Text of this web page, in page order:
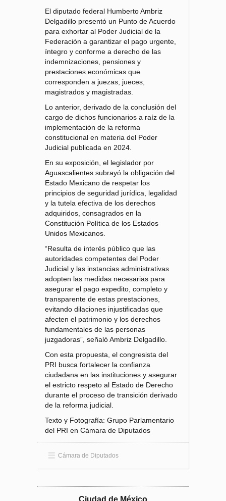
El diputado federal Humberto Ambriz
Delgadillo presentó un Punto de Acuerdo
para exhortar al Poder Judicial de la
Federación a garantizar el pago urgente,
íntegro y conforme a derecho de las
indemnizaciones, pensiones y
prestaciones económicas que
corresponden a juezas, jueces,
magistrados y magistradas.
Lo anterior, derivado de la conclusión del
cargo de dichos funcionarios a raíz de la
implementación de la reforma
constitucional en materia del Poder
Judicial publicada en 2024.
En su exposición, el legislador por
Aguascalientes subrayó la obligación del
Estado Mexicano de respetar los
principios de seguridad jurídica, legalidad
y la tutela efectiva de los derechos
adquiridos, consagrados en la
Constitución Política de los Estados
Unidos Mexicanos.
“Resulta de interés público que las
autoridades competentes del Poder
Judicial y las instancias administrativas
adopten las medidas necesarias para
asegurar el pago expedito, completo y
transparente de estas prestaciones,
evitando dilaciones injustificadas que
afecten el patrimonio y los derechos
fundamentales de las personas
juzgadoras”, señaló Ambriz Delgadillo.
Con esta propuesta, el congresista del
PRI busca fortalecer la confianza
ciudadana en las instituciones y asegurar
el estricto respeto al Estado de Derecho
durante el proceso de transición derivado
de la reforma judicial.
Texto y Fotografía: Grupo Parlamentario
del PRI en Cámara de Diputados
Cámara de Diputados
Ciudad de México